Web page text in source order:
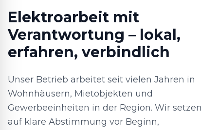
Elektroarbeit mit
Verantwortung – lokal,
erfahren, verbindlich
Unser Betrieb arbeitet seit vielen Jahren in
Wohnhäusern, Mietobjekten und
Gewerbeeinheiten in der Region. Wir setzen
auf klare Abstimmung vor Beginn,